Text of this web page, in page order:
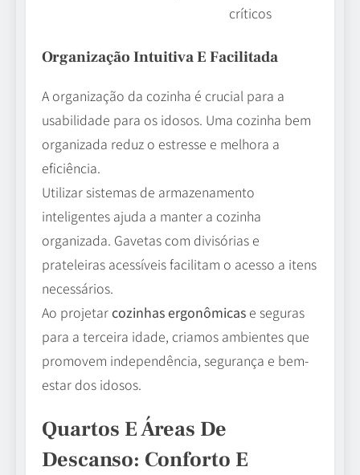
críticos
Organização Intuitiva E Facilitada
A organização da cozinha é crucial para a
usabilidade para os idosos. Uma cozinha bem
organizada reduz o estresse e melhora a
eficiência.
Utilizar sistemas de armazenamento
inteligentes ajuda a manter a cozinha
organizada. Gavetas com divisórias e
prateleiras acessíveis facilitam o acesso a itens
necessários.
Ao projetarcozinhas ergonômicas e seguras
para a terceira idade, criamos ambientes que
promovem independência, segurança e bem-
estar dos idosos.
Quartos E Áreas De
Descanso: Conforto E